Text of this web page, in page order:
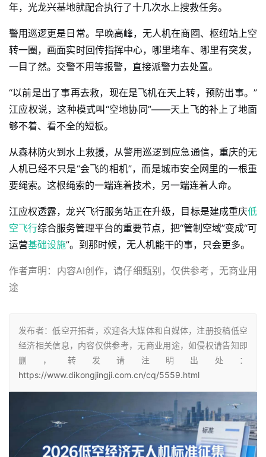
年，光龙兴基地就配合执行了十几次水上搜救任务。
警用巡逻更是日常。早晚高峰，无人机在商圈、枢纽站上空
转一圈，画面实时回传指挥中心，哪里堵车、哪里有突发，
一目了然。交警不用等报警，直接派警力去处置。
“以前是出了事再去救，现在是飞机在天上转，预防出事。”
江应权说，这种模式叫“空地协同”——天上飞的补上了地面
够不着、看不全的短板。
从森林防火到水上救援，从警用巡逻到应急通信，重庆的无
人机已经不只是“会飞的相机”，而是城市安全网里的一根重
要绳索。这根绳索的一端连着技术，另一端连着人命。
江应权透露，龙兴飞行服务站正在升级，目标是建成重庆低
空飞行综合服务管理平台的重要节点，把“管制空域”变成“可
运营基础设施”。到那时候，无人机能干的事，只会更多。
作者声明：内容AI创作，请仔细甄别，仅供参考，无商业用
途
发布者：低空开拓者，欢迎各大媒体和自媒体，注册投稿低空
经济相关信息，内容仅供参考，无商业用途，如侵权请告知即
删，转发请注明出处：
https://www.dikongjingji.com.cn/cq/5559.html